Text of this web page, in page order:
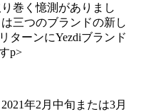
巻く憶測がありまし
三つのブランドの新し
ターンにYezdiブランド
p>
年2月中旬または3月